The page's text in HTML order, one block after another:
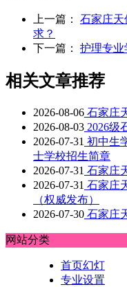
上一篇： 石家庄天
求？
下一篇： 护理专业
相关文章推荐
2026-08-06 石家庄
2026-08-03 2026级
2026-07-31 初中生
士学校招生简章
2026-07-31 石家庄
2026-07-31 石家庄
（权威发布）
2026-07-30 石家庄
网站分类
首页幻灯
专业设置